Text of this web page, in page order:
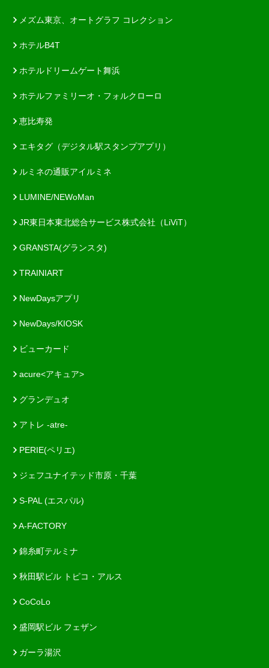
メズム東京、オートグラフ コレクション
ホテルB4T
ホテルドリームゲート舞浜
ホテルファミリーオ・フォルクローロ
恵比寿発
エキタグ（デジタル駅スタンプアプリ）
ルミネの通販アイルミネ
LUMINE/NEWoMan
JR東日本東北総合サービス株式会社（LiViT）
GRANSTA(グランスタ)
TRAINIART
NewDaysアプリ
NewDays/KIOSK
ビューカード
acure<アキュア>
グランデュオ
アトレ -atre-
PERIE(ペリエ)
ジェフユナイテッド市原・千葉
S-PAL (エスパル)
A-FACTORY
錦糸町テルミナ
秋田駅ビル トピコ・アルス
CoCoLo
盛岡駅ビル フェザン
ガーラ湯沢